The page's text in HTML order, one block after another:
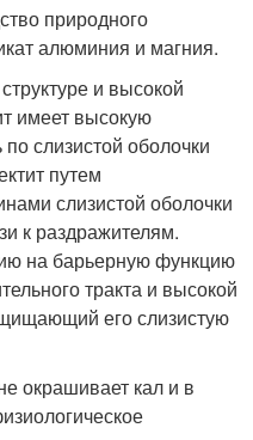
природного
алюминия и магния.
и высокой
имеет высокую
слизистой оболочки
путем
слизистой оболочки
к раздражителям.
на барьерную функцию
тракта и высокой
его слизистую
окрашивает кал и в